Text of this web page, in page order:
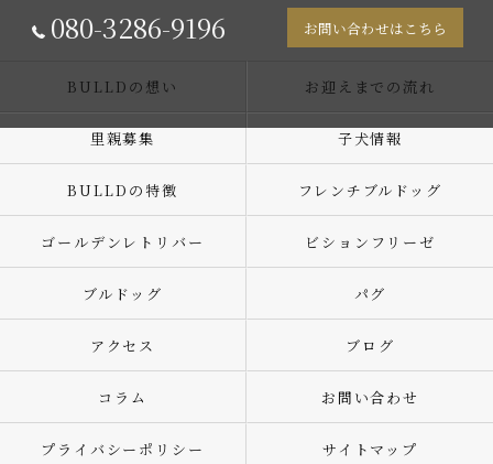
080-3286-9196 お問い合わせはこちら
BULLDの想い お迎えまでの流れ
里親募集 子犬情報
BULLDの特徴 フレンチブルドッグ
ゴールデンレトリバー ビションフリーゼ
ブルドッグ パグ
アクセス ブログ
コラム お問い合わせ
プライバシーポリシー サイトマップ